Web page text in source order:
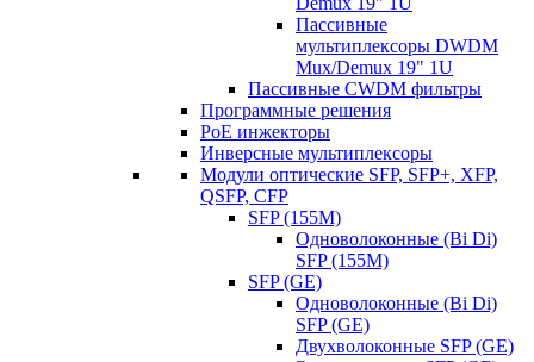
Пассивные
мультиплексоры DWDM
Mux/Demux 19" 1U
Пассивные CWDM фильтры
Программные решения
PoE инжекторы
Инверсные мультиплексоры
Модули оптические SFP, SFP+, XFP,
QSFP, CFP
SFP (155M)
Одноволоконные (Bi Di)
SFP (155M)
SFP (GE)
Одноволоконные (Bi Di)
SFP (GE)
Двухволоконные SFP (GE)